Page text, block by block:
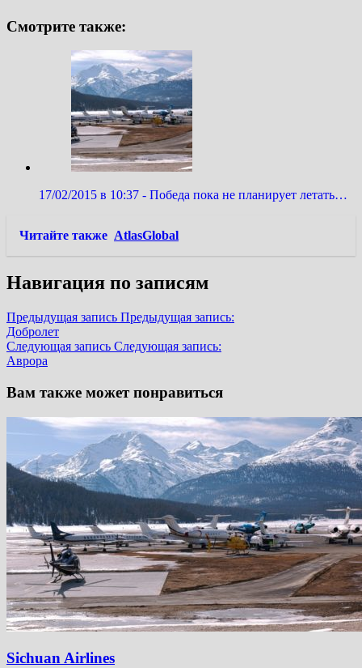
Смотрите также:
17/02/2015 в 10:37 - Победа пока не планирует летать…
Читайте также AtlasGlobal
Навигация по записям
Предыдущая запись Предыдущая запись:
Добролет
Следующая запись Следующая запись:
Аврора
Вам также может понравиться
Sichuan Airlines